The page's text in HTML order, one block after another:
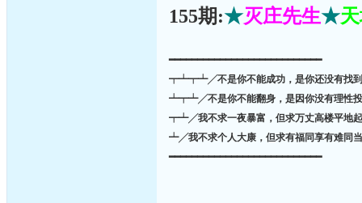
155期:★灭庄先生★
━━━━━━━━━━━━━━━━━━━━━━━━━━━
┯┷┯┷╱不是你不能成功，是你还没有找
┷┯┷╱不是你不能翻身，是因你没有理性
┯┷╱我不求一夜暴富，但求万丈高楼平
┷╱我不求个人大康，但求有福同享有难
━━━━━━━━━━━━━━━━━━━━━━━━━━━